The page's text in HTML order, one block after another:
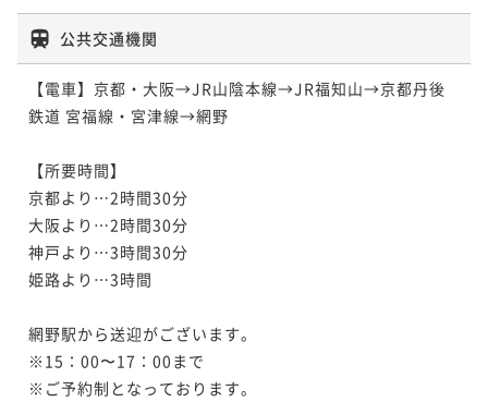
公共交通機関
【電車】京都・大阪→JR山陰本線→JR福知山→京都丹後
鉄道 宮福線・宮津線→網野
【所要時間】
京都より…2時間30分
大阪より…2時間30分
神戸より…3時間30分
姫路より…3時間
網野駅から送迎がございます。
※15：00〜17：00まで
※ご予約制となっております。